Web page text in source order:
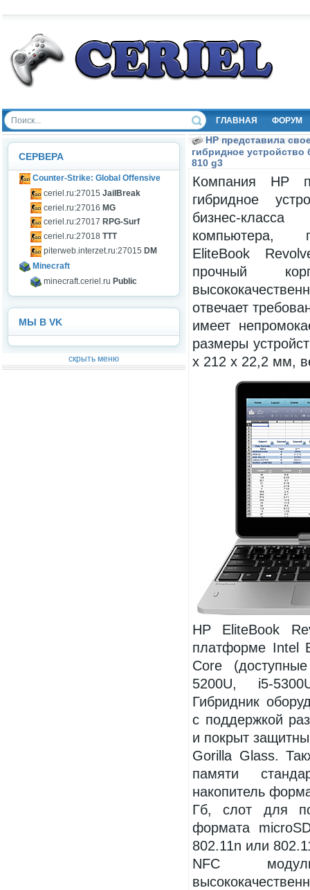
ГЛАВНАЯ ФОРУМ
СЕРВЕРА
Counter-Strike: Global Offensive
ceriel.ru:27015 JailBreak
ceriel.ru:27016 MG
ceriel.ru:27017 RPG-Surf
ceriel.ru:27018 TTT
piterweb.interzet.ru:27015 DM
Minecraft
minecraft.ceriel.ru Public
МЫ В VK
скрыть меню
HP представила
гибридное
810 g3
Компания HP
гибридное
бизнес-
компьютера,
EliteBook
прочный
отвечает
имеет
размеры
x 212 x 22,2 мм,
HP EliteBook
платформе Intel
Core
5200U, i5-
Гибридник
с поддержкой
и покрыт
Gorilla Glass.
памяти
накопитель
Гб, слот для
формата
802.11n или
NFC